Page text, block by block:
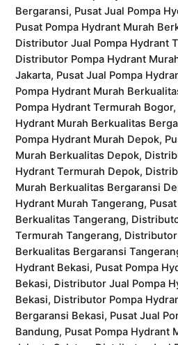
Bergaransi, Pusat Jual Pompa
Pusat Pompa Hydrant Murah
Distributor Jual Pompa Hydrant
Distributor Pompa Hydrant
Jakarta, Pusat Jual Pompa
Pompa Hydrant Murah
Pompa Hydrant Termurah
Hydrant Murah Berkualitas
Pompa Hydrant Murah Depok,
Murah Berkualitas Depok,
Hydrant Termurah Depok,
Murah Berkualitas Bergaransi
Hydrant Murah Tangerang,
Berkualitas Tangerang,
Termurah Tangerang,
Berkualitas Bergaransi
Hydrant Bekasi, Pusat Pompa
Bekasi, Distributor Jual Pompa
Bekasi, Distributor Pompa
Bergaransi Bekasi, Pusat Jual
Bandung, Pusat Pompa Hydrant